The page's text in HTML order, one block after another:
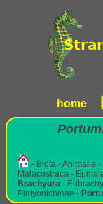
home
- Biota - Animalia -
Malacostraca -
Brachyura -
Platyonichinae -